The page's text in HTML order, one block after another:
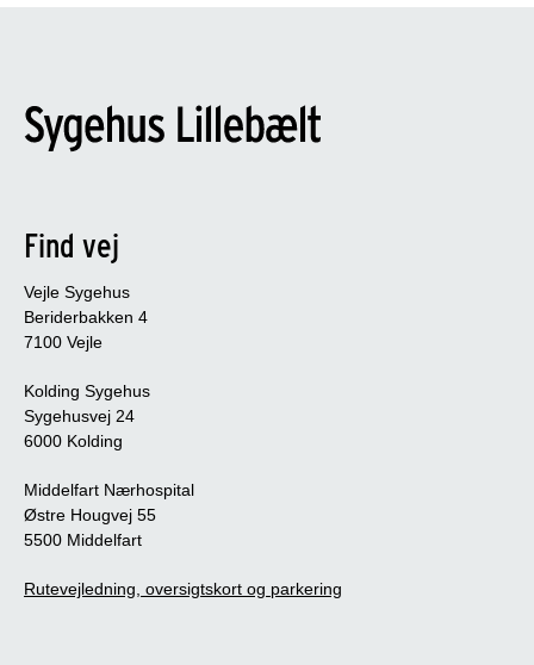
Find vej
Vejle Sygehus
Beriderbakken 4
7100 Vejle
Kolding Sygehus
Sygehusvej 24
6000 Kolding
Middelfart Nærhospital
Østre Hougvej 55
5500 Middelfart
Rutevejledning, oversigtskort og parkering